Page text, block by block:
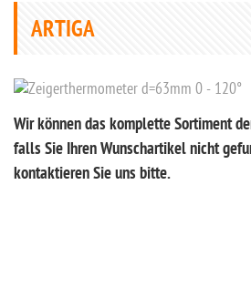
ARTIGA
Wir können das komplette Sortiment
falls Sie Ihren Wunschartikel nicht
kontaktieren Sie uns bitte.